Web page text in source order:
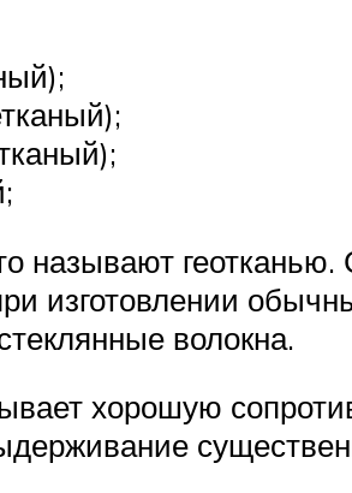
называют
изготовлении
волокна.
хорошую